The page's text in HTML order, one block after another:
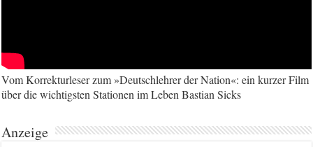
Vom Korrekturleser zum »Deutschlehrer der Nation«: ein kurzer Film
über die wichtigsten Stationen im Leben Bastian Sicks
Anzeige